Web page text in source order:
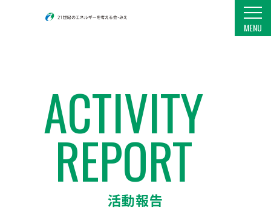
21世紀のエネルギーを考える会・みえ
MENU
ACTIVITY
REPORT
活動報告